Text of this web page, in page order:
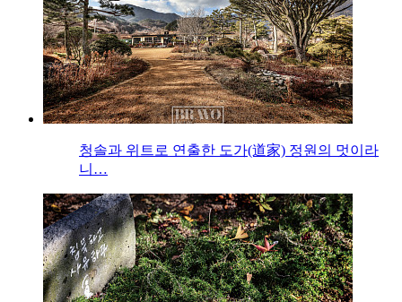
청솔과 위트로 연출한 도가(道家) 정원의 멋이라
니…